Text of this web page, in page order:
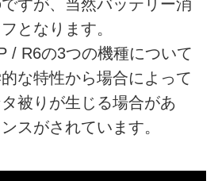
すが、当然バッテリー消
となります。
/ R6の3つの機種について
な特性から場合によって
被りが生じる場合があ
スがされています。